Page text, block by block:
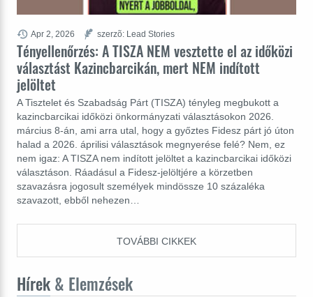
Tényellenőrzés: A TISZA NEM vesztette el az időközi
választást Kazincbarcikán, mert NEM indított
jelöltet
A Tisztelet és Szabadság Párt (TISZA) tényleg megbukott a
kazincbarcikai időközi önkormányzati választásokon 2026.
március 8-án, ami arra utal, hogy a győztes Fidesz párt jó úton
halad a 2026. áprilisi választások megnyerése felé? Nem, ez
nem igaz: A TISZA nem indított jelöltet a kazincbarcikai időközi
választáson. Ráadásul a Fidesz-jelöltjére a körzetben
szavazásra jogosult személyek mindössze 10 százaléka
szavazott, ebből nehezen…
Apr 2, 2026 szerzõ: Lead Stories
TOVÁBBI CIKKEK
Hírek & Elemzések